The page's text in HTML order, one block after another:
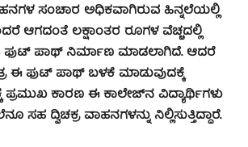
ಸಂಚಾರ ಅಧಿಕವಾಗಿರುವ ಹಿನ್ನಲೆಯಲ್ಲಿ
ಆಗದಂತೆ ಲಕ್ಷಾಂತರ ರೂಗಳ ವೆಚ್ಚದಲ್ಲಿ
ಫುಟ್ ಪಾಥ್ ನಿರ್ಮಾಣ ಮಾಡಲಾಗಿದೆ. ಆದರೆ
ಈ ಫುಟ್ ಪಾಥ್ ಬಳಕೆ ಮಾಡುವುದಕ್ಕೆ
ಪ್ರಮುಖ ಕಾರಣ ಈ ಕಾಲೇಜ್‍ನ ವಿದ್ಯಾರ್ಥಿಗಳು
ದ್ವಿಚಕ್ರ ವಾಹನಗಳನ್ನು ನಿಲ್ಲಿಸುತ್ತಿದ್ದಾರೆ.